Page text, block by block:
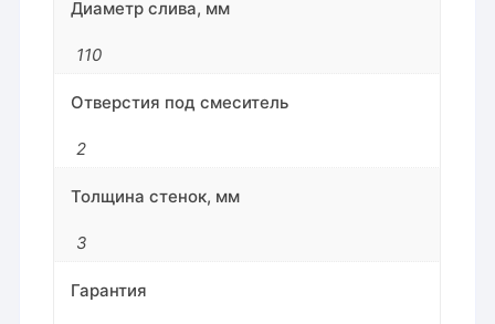
Диаметр слива, мм
110
Отверстия под смеситель
2
Толщина стенок, мм
3
Гарантия